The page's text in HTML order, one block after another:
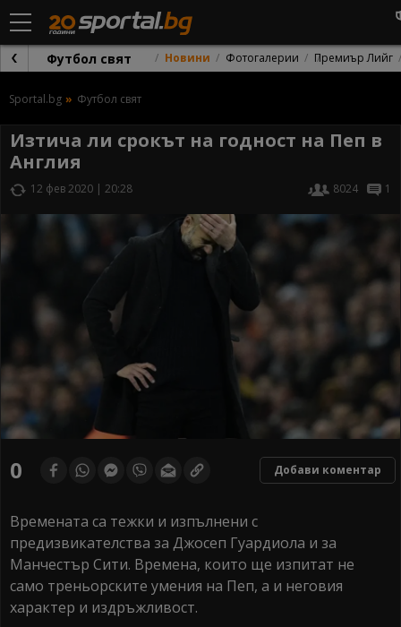
Футбол свят Новини Фотогалерии Премиър Лийг
Sportal.bg Футбол свят
Изтича ли срокът на годност на Пеп в
Англия
12 фев 2020 | 20:28 8024 1
0 Добави коментар
Времената са тежки и изпълнени с
предизвикателства за Джосеп Гуардиола и за
Манчестър Сити. Времена, които ще изпитат не
само треньорските умения на Пеп, а и неговия
характер и издръжливост.